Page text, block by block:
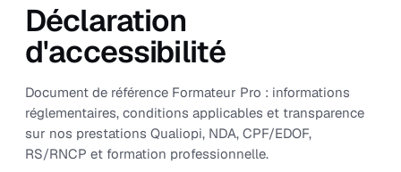
Déclaration
d'accessibilité
Document de référence Formateur Pro : informations
réglementaires, conditions applicables et transparence
sur nos prestations Qualiopi, NDA, CPF/EDOF,
RS/RNCP et formation professionnelle.